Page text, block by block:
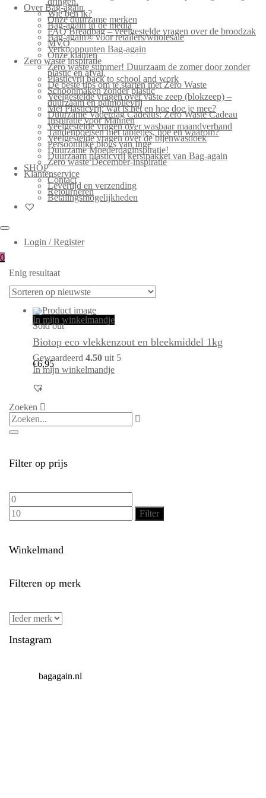
Over Bag-again
Wie ben ik?
Onze duurzame merken
Bag-again in de media
FAQ Breadbag – veelgestelde vragen over de broodzak
Bag-again® voor retailers/wholesale
MVO
Verkooppunten Bag-again
Onze klanten
Zero waste inspiratie
Zero waste summer! Duurzaam de zomer door zonder
plastic en afval.
Plasticvrij back to school and work
De beste tips om te starten met Zero Waste
Schoonmaken zonder plastic
Veelgestelde vragen over vaste zeep (blokzeep) –
duurzaam en palmolievrij
Mei Plasticvrij: wat is het en hoe doe je mee?
Duurzame Vaderdag Cadeaus: Zero Waste Cadeau
Inspiratie voor Mannen
Veelgestelde vragen over wasbaar maandverband
Tandenpoetsen met tabletjes, hoe en waarom?
Veelgestelde vragen over de bijenwasdoek
Persoonlijke blogs van Inge
Duurzame Moederdaginspiratie!
Duurzaam plasticvrij kerstpakket van Bag-again
Zero waste December-inspiratie
SHOP
Klantenservice
Contact
Levertijd en verzending
Retourneren
Betalingsmogelijkheden
Login / Register
0
Enig resultaat
In mijn winkelmandje
Sold out
Biotop eco vlekkenzout en bleekmiddel 1kg
Gewaardeerd 4.50 uit 5
€6,95
In mijn winkelmandje
Zoeken
Filter op prijs
Min.
prijs
Max.
Filter
Winkelmand
Filteren op merk
Instagram
bagagain.nl